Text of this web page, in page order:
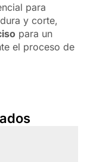
para
y corte,
para un
el proceso de